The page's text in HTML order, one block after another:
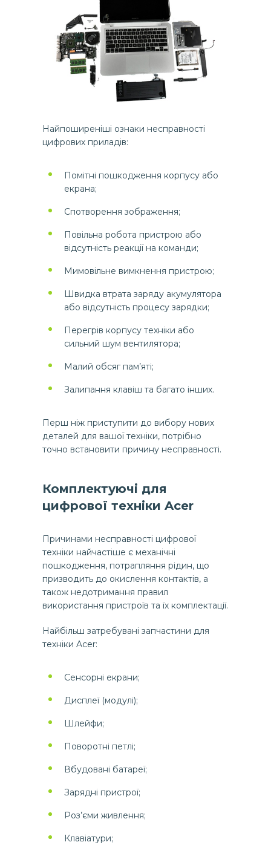
Найпоширеніші ознаки несправності
цифрових приладів:
Помітні пошкодження корпусу або
екрана;
Спотворення зображення;
Повільна робота пристрою або
відсутність реакції на команди;
Мимовільне вимкнення пристрою;
Швидка втрата заряду акумулятора
або відсутність процесу зарядки;
Перегрів корпусу техніки або
сильний шум вентилятора;
Малий обсяг пам’яті;
Залипання клавіш та багато інших.
Перш ніж приступити до вибору нових
деталей для вашої техніки, потрібно
точно встановити причину несправності.
Комплектуючі для
цифрової техніки Acer
Причинами несправності цифрової
техніки найчастіше є механічні
пошкодження, потрапляння рідин, що
призводить до окислення контактів, а
також недотримання правил
використання пристроїв та їх комплектації.
Найбільш затребувані запчастини для
техніки Acer:
Сенсорні екрани;
Дисплеї (модулі);
Шлейфи;
Поворотні петлі;
Вбудовані батареї;
Зарядні пристрої;
Роз’єми живлення;
Клавіатури;